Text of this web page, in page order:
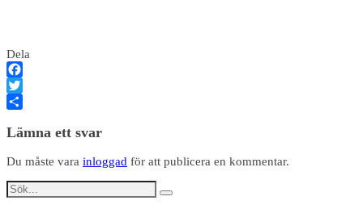
Dela
Facebook
Twitter
Lämna ett svar
Du måste vara inloggad för att publicera en kommentar.